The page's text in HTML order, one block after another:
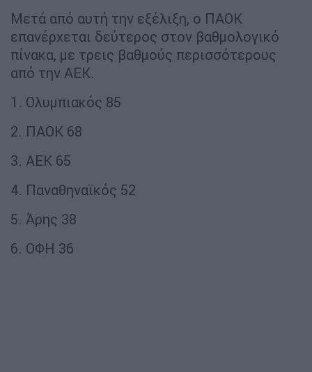
Μετά από αυτή την εξέλιξη, ο ΠΑΟΚ
επανέρχεται δεύτερος στον βαθμολογικό
πίνακα, με τρεις βαθμούς περισσότερους
από την ΑΕΚ.
1. Ολυμπιακός 85
2. ΠΑΟΚ 68
3. ΑΕΚ 65
4. Παναθηναϊκός 52
5. Άρης 38
6. ΟΦΗ 36